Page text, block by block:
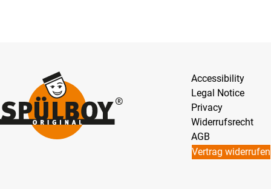
Accessibility
Legal Notice
Privacy
Widerrufsrecht
AGB
Vertrag widerrufen